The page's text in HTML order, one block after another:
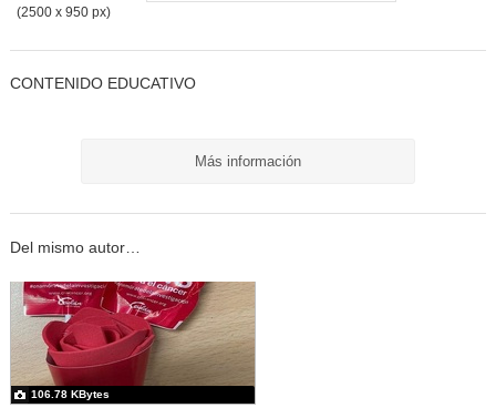
(2500 x 950 px)
CONTENIDO EDUCATIVO
Más información
Del mismo autor…
106.78 KBytes